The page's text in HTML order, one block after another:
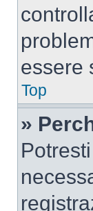
essere
Top
»